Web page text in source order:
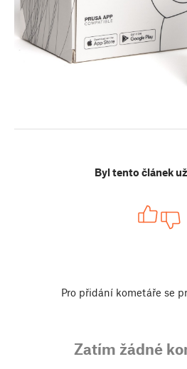
Byl tento článek
Pro přidání kometáře se
Zatím žádné